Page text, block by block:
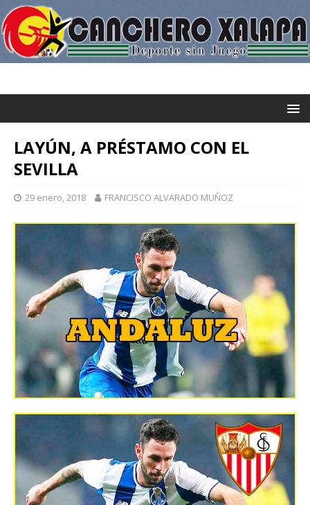
LAYÚN, A PRÉSTAMO CON EL
SEVILLA
29 enero, 2018 FRANCISCO ALVARADO MUÑOZ